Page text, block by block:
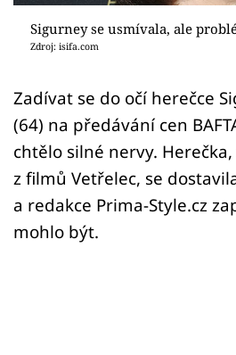
Sledujte prima+
Sledujte nás
Sigurney se usmívala, ale
Zdroj: isifa.com
Zadívat se do očí herečce
(64) na předávání cen
chtělo silné nervy.
z filmů Vetřelec, se
a redakce Prima-Style.cz
mohlo být.